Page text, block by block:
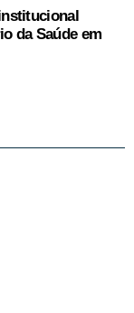
da Saúde em